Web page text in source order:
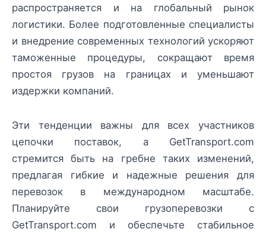
распространяется и на глобальный рынок
логистики. Более подготовленные специалисты
и внедрение современных технологий ускоряют
таможенные процедуры, сокращают время
простоя грузов на границах и уменьшают
издержки компаний.
Эти тенденции важны для всех участников
цепочки поставок, а GetTransport.com
стремится быть на гребне таких изменений,
предлагая гибкие и надежные решения для
перевозок в международном масштабе.
Планируйте свои грузоперевозки с
GetTransport.com и обеспечьте стабильное